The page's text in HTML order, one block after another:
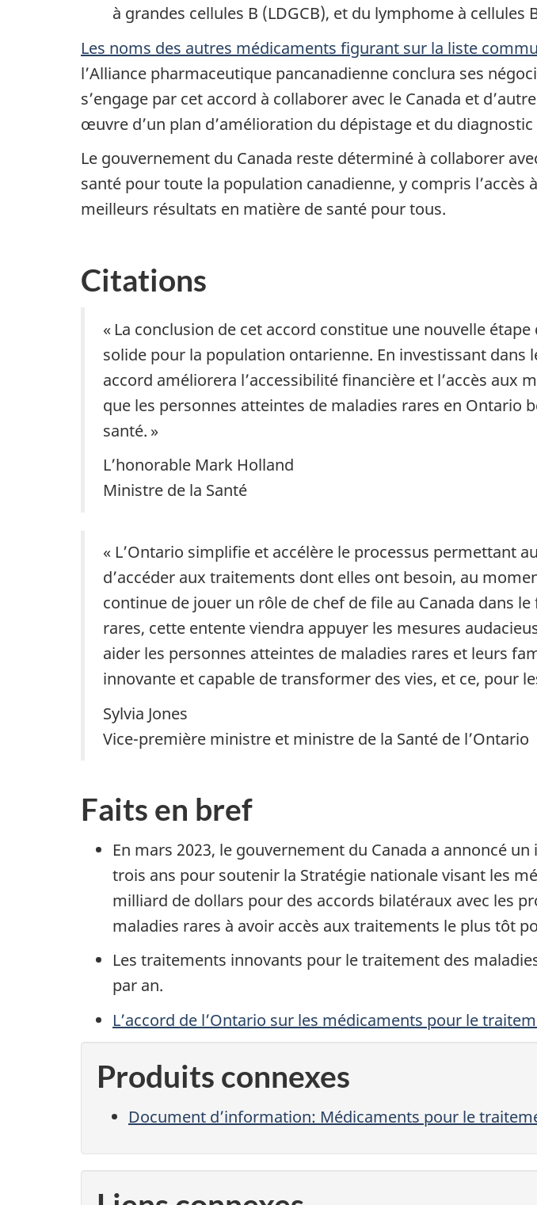
à grandes cellules B (LDGCB), et du lymphome à cellules
Les noms des autres médicaments figurant sur la liste
l’Alliance pharmaceutique pancanadienne conclura ses
s’engage par cet accord à collaborer avec le Canada et
œuvre d’un plan d’amélioration du dépistage et du
Le gouvernement du Canada reste déterminé à collaborer
santé pour toute la population canadienne, y compris
meilleurs résultats en matière de santé pour tous.
Citations
« La conclusion de cet accord constitue une nouvelle
solide pour la population ontarienne. En investissant
accord améliorera l’accessibilité financière et l’accès aux
que les personnes atteintes de maladies rares en
santé. »
L’honorable Mark Holland
Ministre de la Santé
« L’Ontario simplifie et accélère le processus permettant
d’accéder aux traitements dont elles ont besoin, au
continue de jouer un rôle de chef de file au Canada dans
rares, cette entente viendra appuyer les mesures
aider les personnes atteintes de maladies rares et leurs
innovante et capable de transformer des vies, et ce, pour
Sylvia Jones
Vice-première ministre et ministre de la Santé de l’Ontario
Faits en bref
En mars 2023, le gouvernement du Canada a annoncé
trois ans pour soutenir la Stratégie nationale visant les
milliard de dollars pour des accords bilatéraux avec les
maladies rares à avoir accès aux traitements le plus tôt
Les traitements innovants pour le traitement des
par an.
L’accord de l’Ontario sur les médicaments pour le
Produits connexes
Document d’information: Médicaments pour le